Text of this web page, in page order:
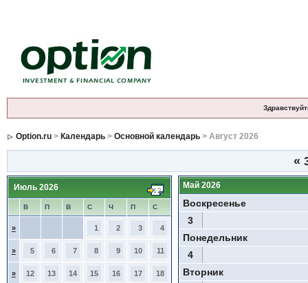
Option.ru> Календарь> Основной календарь> Август 2026
«
Июль 2026
В П В С Ч П С
» 1 2 3 4
» 5 6 7 8 9 10 11
» 12 13 14 15 16 17 18
Май 2026
Воскресенье
3
Понедельник
4
Вторник